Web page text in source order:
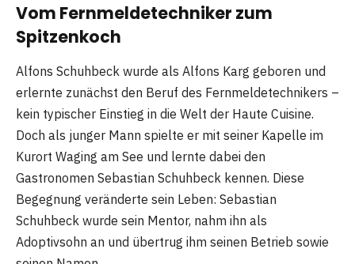
Vom Fernmeldetechniker zum
Spitzenkoch
Alfons Schuhbeck wurde als Alfons Karg geboren und
erlernte zunächst den Beruf des Fernmeldetechnikers –
kein typischer Einstieg in die Welt der Haute Cuisine.
Doch als junger Mann spielte er mit seiner Kapelle im
Kurort Waging am See und lernte dabei den
Gastronomen Sebastian Schuhbeck kennen. Diese
Begegnung veränderte sein Leben: Sebastian
Schuhbeck wurde sein Mentor, nahm ihn als
Adoptivsohn an und übertrug ihm seinen Betrieb sowie